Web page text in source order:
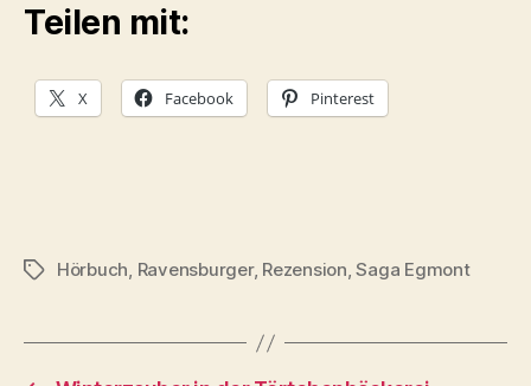
Teilen mit:
X Facebook Pinterest
Schlagwörter
Hörbuch, Ravensburger, Rezension,Saga Egmont